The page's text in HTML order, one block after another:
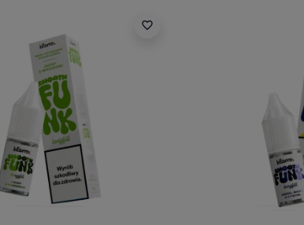
favorite_border